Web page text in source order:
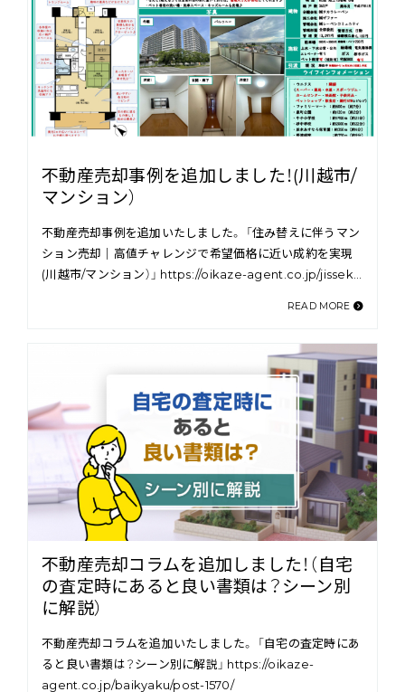
不動産売却事例を追加しました！(川越市/
マンション）
不動産売却事例を追加いたしました。 「住み替えに伴うマン
ション売却｜高値チャレンジで希望価格に近い成約を実現
(川越市/マンション）」 https://oikaze-agent.co.jp/jissek…
READ MORE
不動産売却コラムを追加しました！（自宅
の査定時にあると良い書類は？シーン別
に解説）
不動産売却コラムを追加いたしました。 「自宅の査定時にあ
ると良い書類は？シーン別に解説」 https://oikaze-
agent.co.jp/baikyaku/post-1570/